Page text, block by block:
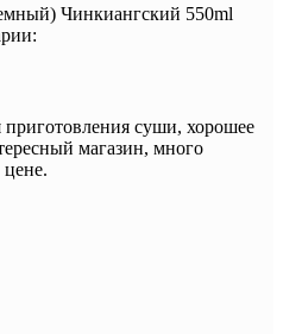
Чинкиангский 550ml
суши, хорошее
магазин, много